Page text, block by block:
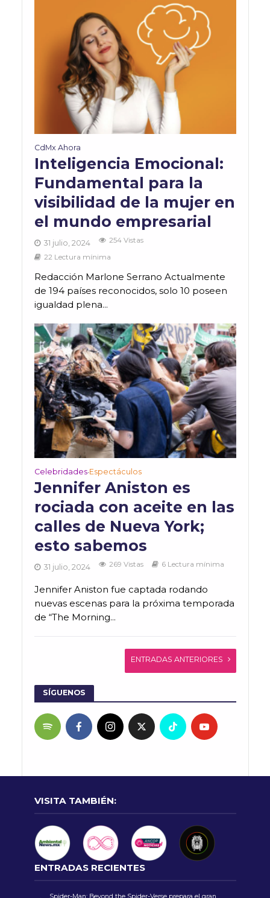
CdMx Ahora
Inteligencia Emocional:
Fundamental para la
visibilidad de la mujer en
el mundo empresarial
31 julio, 2024
254 Vistas
22 Lectura mínima
Redacción Marlone Serrano Actualmente
de 194 países reconocidos, solo 10 poseen
igualdad plena...
Celebridades•Espectáculos
Jennifer Aniston es
rociada con aceite en las
calles de Nueva York;
esto sabemos
31 julio, 2024 269 Vistas 6 Lectura mínima
Jennifer Aniston fue captada rodando
nuevas escenas para la próxima temporada
de “The Morning...
ENTRADAS ANTERIORES
SÍGUENOS
VISITA TAMBIÉN:
ENTRADAS RECIENTES